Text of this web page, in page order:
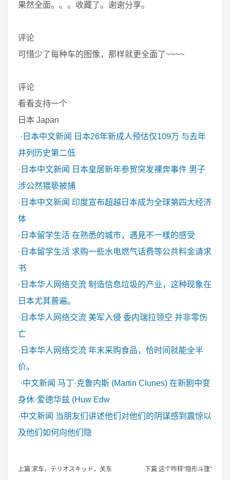
果然全面。。。收藏了。谢谢分享。
评论
可惜少了每种车的图像，那样就更全面了~~~~
评论
看看支持一个
日本 Japan
· 日本中文新闻
日本26年新成人预估仅109万 与去年
并列历史第二低
· 日本中文新闻
日本皇居新年参贺突发裸奔事件 男子
涉公然猥亵被捕
· 日本中文新闻 印度宣布超越日本成为全球第四大经济
体
· 日本留学生活 在熟悉的城市，遇見不一樣的感受
· 日本留学生活 求购一些水电燃气话费等公共料金请求
书
· 日本华人网络交流 制造信息垃圾的产业，这种现象在
日本尤其普遍。
· 日本华人网络交流 美军入侵 委内瑞拉领空 并非零伤
亡
· 日本华人网络交流 年末采购食品，恰时间就能全半
价。
·中文新闻 马丁·克鲁内斯 (Martin Clunes) 在新剧中变
身休·爱德华兹 (Huw Edw
·中文新闻 当朋友们讲述他们对他们的阴谋感到震惊以
及他们如何向他们隐
上篇:求车，テリオスキッド，关东 下篇:这个咋样“隐形斗篷”